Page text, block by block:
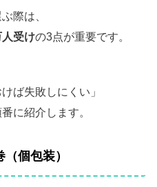
際は、
受けの3点が重要です。
ば失敗しにくい」
に紹介します。
個包装）